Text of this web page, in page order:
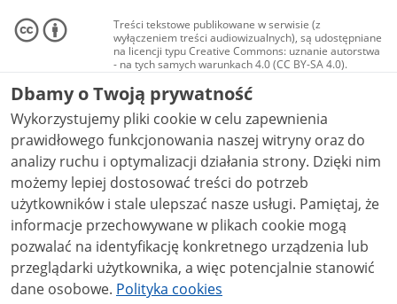
Treści tekstowe publikowane w serwisie (z
wyłączeniem treści audiowizualnych), są udostępniane
na licencji typu Creative Commons: uznanie autorstwa
- na tych samych warunkach 4.0 (CC BY-SA 4.0).
Materiały audiowizualne, w tym zdjęcia, materiały
audio i wideo, są udostępniane na licencji typu
Creative Commons: uznanie autorstwa użycie
niekomercyjne - bez utworów zależnych 4.0 (CC BY-
NC-ND 4.0), o ile nie jest to stwierdzone inaczej.
Dbamy o Twoją prywatność
Wykorzystujemy pliki cookie w celu zapewnienia
prawidłowego funkcjonowania naszej witryny oraz do
analizy ruchu i optymalizacji działania strony. Dzięki nim
możemy lepiej dostosować treści do potrzeb
użytkowników i stale ulepszać nasze usługi. Pamiętaj, że
informacje przechowywane w plikach cookie mogą
pozwalać na identyfikację konkretnego urządzenia lub
przeglądarki użytkownika, a więc potencjalnie stanowić
dane osobowe. Polityka cookies